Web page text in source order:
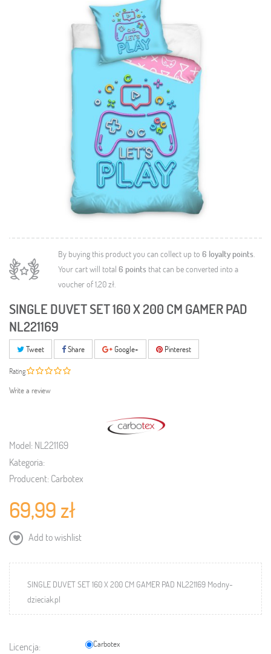
By buying this product you can collect up to 6 loyalty points.
Your cart will total 6 points that can be converted into a
voucher of1,20 zł.
SINGLE DUVET SET 160 X 200 CM GAMER PAD
NL221169
Tweet Share Google+ Pinterest
Rating
Write a review
Model: NL221169
Kategoria:
Producent: Carbotex
69,99 zł
Add to wishlist
SINGLE DUVET SET 160 X 200 CM GAMER PAD NL221169 Modny-
dzieciak.pl
Licencja: Carbotex